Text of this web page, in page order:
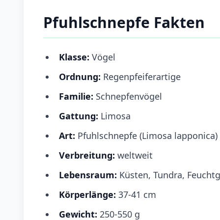
Pfuhlschnepfe Fakten
Klasse: Vögel
Ordnung: Regenpfeiferartige
Familie: Schnepfenvögel
Gattung: Limosa
Art: Pfuhlschnepfe (Limosa lapponica)
Verbreitung: weltweit
Lebensraum: Küsten, Tundra,
Körperlänge: 37-41 cm
Gewicht: 250-550 g